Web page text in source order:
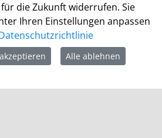
der Verwaltung
sind:
8.30 bis 15.30 Uhr
die Zukunft widerrufen. Sie
Ihren Einstellungen anpassen
Alle ablehnen